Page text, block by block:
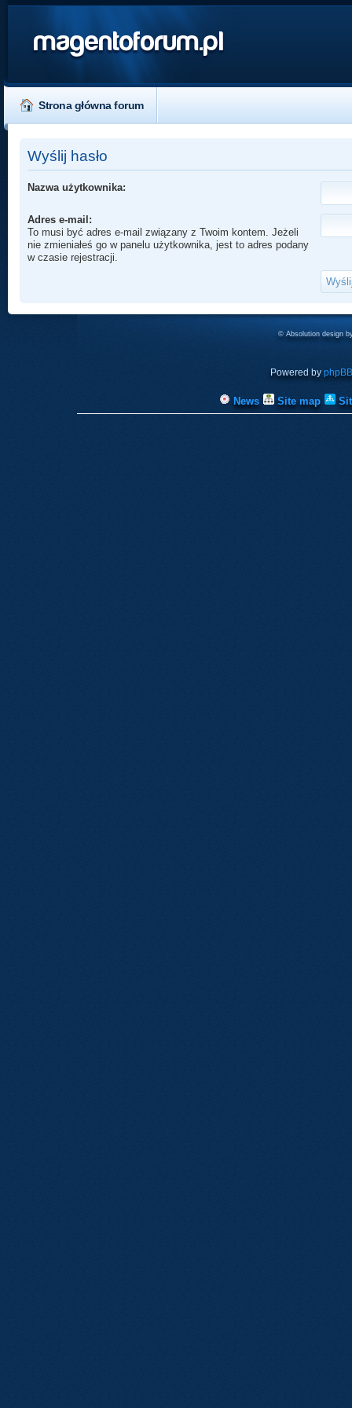
magentoforum.pl
Strona główna forum
Wyślij hasło
Nazwa użytkownika:
Adres e-mail:
To musi być adres e-mail związany z Twoim kontem. Jeżeli
nie zmieniałeś go w panelu użytkownika, jest to adres podany
w czasie rejestracji.
© Absolution design
Powered by phpBB
News Site map